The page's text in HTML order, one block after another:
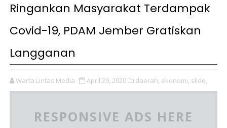
Ringankan Masyarakat Terdampak
Covid-19, PDAM Jember Gratiskan
Langganan
Warta Lintas Media April 29, 2020 daerah, ekonomi, slide,
RESPONSIVE ADS HERE